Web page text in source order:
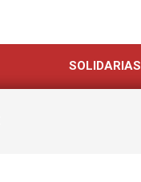
SOLIDARIAS